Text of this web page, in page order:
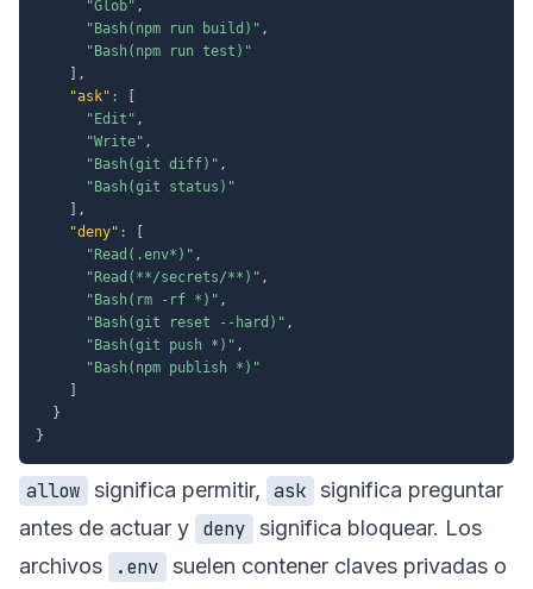
"Glob" ,
"Bash(npm run build)" ,
"Bash(npm run test)"
,
"ask" :
"Edit" ,
"Write" ,
"Bash(git diff)" ,
"Bash(git status)"
,
"deny" :
"Read(.env*)" ,
"Read(**/secrets/**)" ,
"Bash(rm -rf *)" ,
"Bash(git reset --hard)" ,
"Bash(git push *)" ,
"Bash(npm publish *)"
}
}
allow significa permitir, ask significa preguntar
antes de actuar y deny significa bloquear. Los
archivos
.env suelen contener claves privadas o